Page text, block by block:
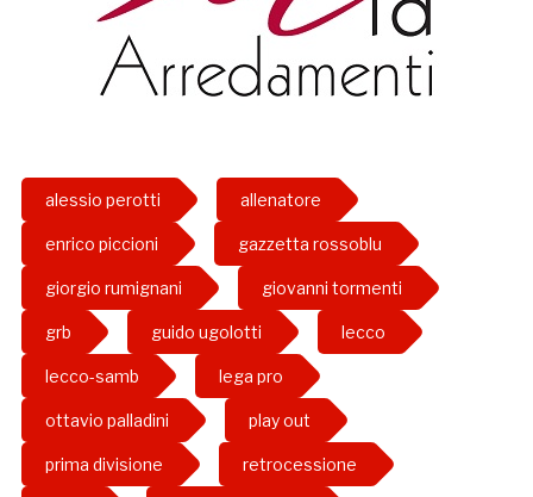
alessio perotti allenatore
enrico piccioni gazzetta rossoblu
giorgio rumignani giovanni tormenti
grb guido ugolotti lecco
lecco-samb lega pro
ottavio palladini play out
prima divisione retrocessione